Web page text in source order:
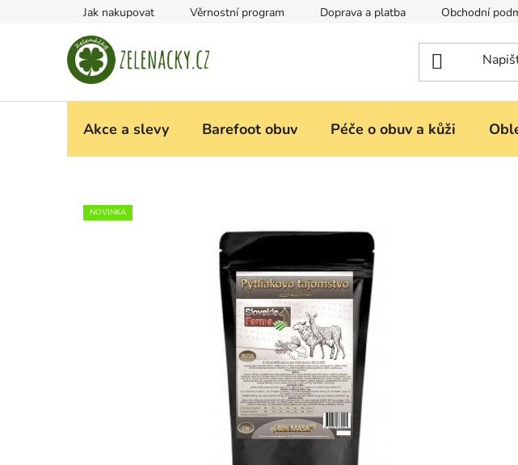
Jak nakupovat Věrnostní program Doprava a platba Obchodní
Akce a slevy Barefoot obuv Péče o obuv a kůži
NOVINKA